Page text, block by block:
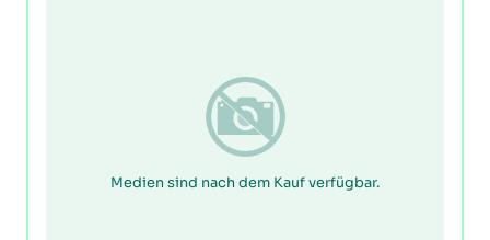
Medien sind nach dem Kauf verfügbar.